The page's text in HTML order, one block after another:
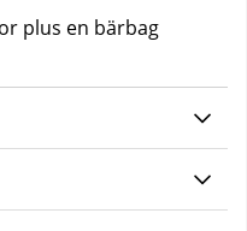
plus en bärbag